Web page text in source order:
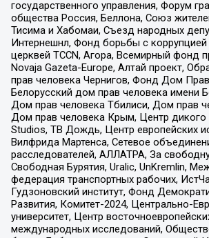
государственного управления, Форум
общества Россия, Беллона, Союз
Тисима и Хабомаи, Съезд народных
Интернешнл, Фонд борьбы с коррупцией
церквей TCCN, Агора, Всемирный фонд
Novaja Gazeta-Europe, Алтай проект,
прав человека Чернигов, Фонд Дом
Белорусский дом прав человека имени
Дом прав человека Тбилиси, Дом прав
Дом прав человека Крым, Центр дикого
Studios, ТВ Дождь, Центр европейских
Вилфрида Мартенса, Сетевое
расследователей, АЛЛАТРА, За
Свободная Бурятия, Uralic, UnKremlin,
федерация транспортных рабочих,
Гудзоновский институт, Фонд
Развития, Комитет-2024, Центрально-
университет, Центр
международных исследований,